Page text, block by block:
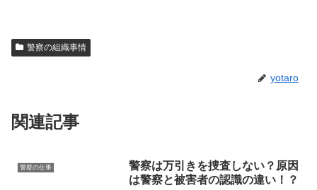
警察の組織事情
yotaro
関連記事
警察の仕事
警察は万引きを捜査しない？原因
は警察と被害者の認識の違い！？